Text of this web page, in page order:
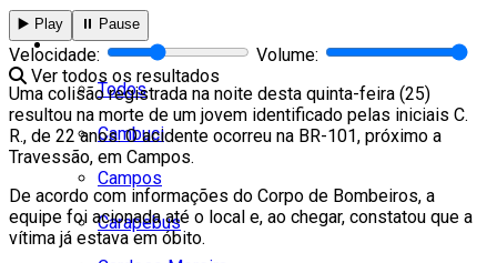
Cidades
Todos
Cambuci
Campos
Carapebus
Ver todos os resultados
▶️ Play ⏸️ Pause
Velocidade:
Volume:
Uma colisão registrada na noite desta quinta-feira (25)
resultou na morte de um jovem identificado pelas iniciais C.
R., de 22 anos. O acidente ocorreu na BR-101, próximo a
Travessão, em Campos.
De acordo com informações do Corpo de Bombeiros, a
equipe foi acionada até o local e, ao chegar, constatou que a
vítima já estava em óbito.